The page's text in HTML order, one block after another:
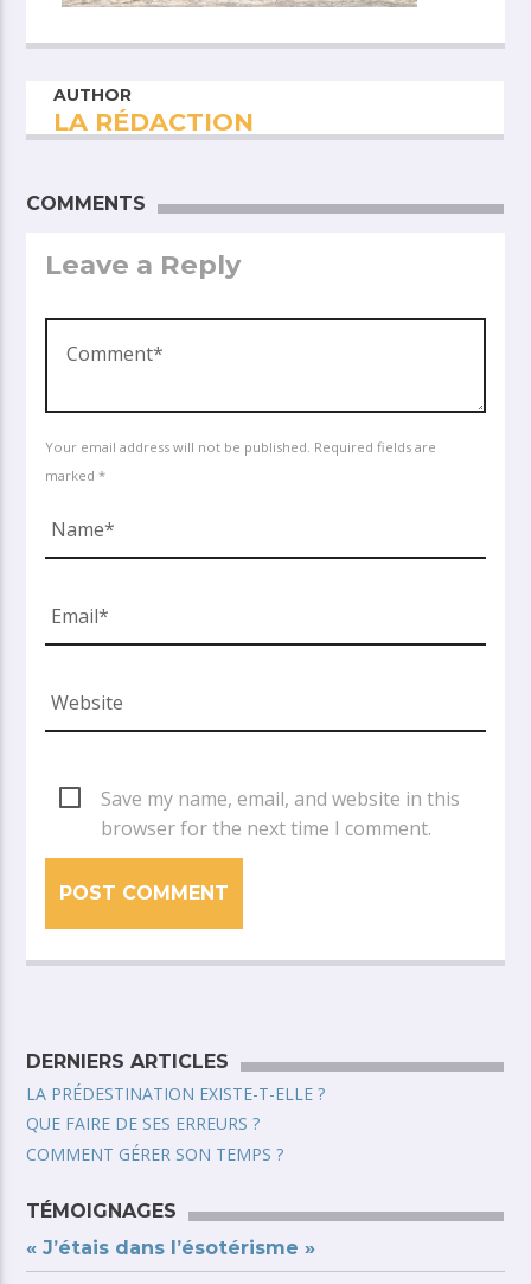
AUTHOR
LA RÉDACTION
COMMENTS
Leave a Reply
Your email address will not be published. Required fields are
marked *
Save my name, email, and website in this
browser for the next time I comment.
DERNIERS ARTICLES
LA PRÉDESTINATION EXISTE-T-ELLE ?
QUE FAIRE DE SES ERREURS ?
COMMENT GÉRER SON TEMPS ?
TÉMOIGNAGES
« J’étais dans l’ésotérisme »